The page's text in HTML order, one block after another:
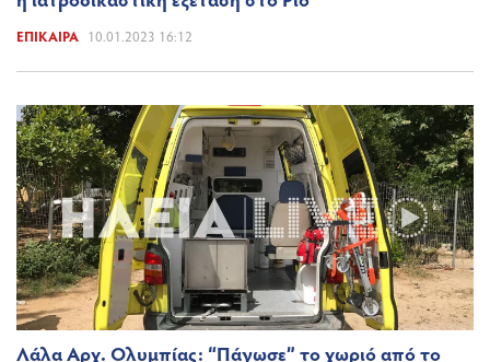
ΕΠΊΚΑΙΡΑ 10.01.2023 16:12
Λάλα Αρχ. Ολυμπίας: “Πάγωσε” το χωριό από το